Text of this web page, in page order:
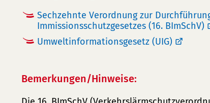
Sechzehnte Verordnung zur
Immissionsschutzgesetzes (16. BImSchV)
Umweltinformationsgesetz (UIG)
Bemerkungen/Hinweise: